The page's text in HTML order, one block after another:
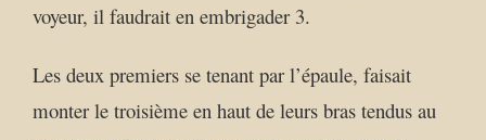
voyeur, il faudrait en embrigader 3.
Les deux premiers se tenant par l’épaule, faisait
monter le troisième en haut de leurs bras tendus au